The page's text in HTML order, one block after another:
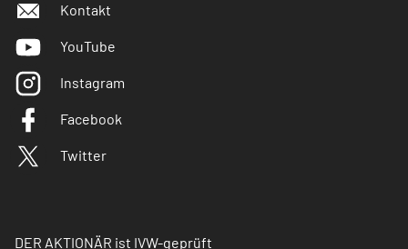
Kontakt
YouTube
Instagram
Facebook
Twitter
DER AKTIONÄR ist IVW-geprüft